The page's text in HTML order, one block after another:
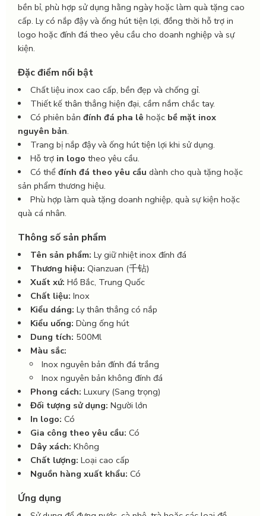
bền bỉ, phù hợp sử dụng hằng ngày hoặc làm quà tặng cao
cấp. Ly có nắp đậy và ống hút tiện lợi, đồng thời hỗ trợ in
logo hoặc đính đá theo yêu cầu cho doanh nghiệp và sự
kiện.
Đặc điểm nổi bật
Chất liệu inox cao cấp, bền đẹp và chống gỉ.
Thiết kế thân thẳng hiện đại, cầm nắm chắc tay.
Có phiên bản đính đá pha lê hoặc bề mặt inox
nguyên bản.
Trang bị nắp đậy và ống hút tiện lợi khi sử dụng.
Hỗ trợ in logo theo yêu cầu.
Có thể đính đá theo yêu cầu dành cho quà tặng hoặc
sản phẩm thương hiệu.
Phù hợp làm quà tặng doanh nghiệp, quà sự kiện hoặc
quà cá nhân.
Thông số sản phẩm
Tên sản phẩm: Ly giữ nhiệt inox đính đá
Thương hiệu: Qianzuan (千钻)
Xuất xứ: Hồ Bắc, Trung Quốc
Chất liệu: Inox
Kiểu dáng: Ly thân thẳng có nắp
Kiểu uống: Dùng ống hút
Dung tích: 500Ml
Màu sắc:
Inox nguyên bản đính đá trắng
Inox nguyên bản không đính đá
Phong cách: Luxury (Sang trọng)
Đối tượng sử dụng: Người lớn
In logo: Có
Gia công theo yêu cầu: Có
Dây xách: Không
Chất lượng: Loại cao cấp
Nguồn hàng xuất khẩu: Có
Ứng dụng